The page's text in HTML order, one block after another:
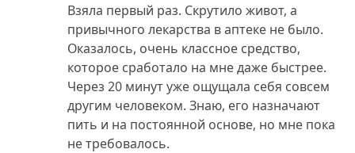
Взяла первый раз. Скрутило живот, а
привычного лекарства в аптеке не было.
Оказалось, очень классное средство,
которое сработало на мне даже быстрее.
Через 20 минут уже ощущала себя совсем
другим человеком. Знаю, его назначают
пить и на постоянной основе, но мне пока
не требовалось.